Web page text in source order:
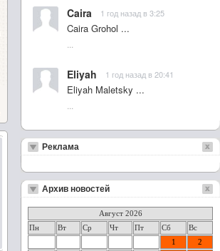
Caira 1 год назад в 3:25
Caira Grohol ...
Eliyah 1 год назад в 20:41
Eliyah Maletsky ...
Реклама
Архив новостей
Август 2026
Пн
Вт Ср Чт Пт Сб
Вс
1
2